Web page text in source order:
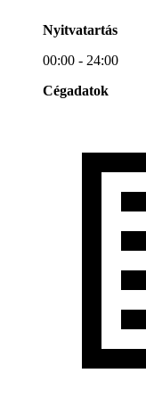
Nyitvatartás
00:00 - 24:00
Cégadatok